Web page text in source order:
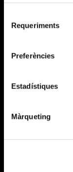
Requeriments
Preferències
Estadístiques
Màrqueting
MONET i
La llista
de forma